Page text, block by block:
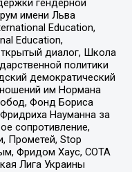
гендерной
имени Льва
Education,
Education,
диалог, Школа
политики
демократический
им Нормана
Фонд Бориса
Науманна за
сопротивление,
Прометей, Stop
Фридом Хаус, СОТА
Лига Украины